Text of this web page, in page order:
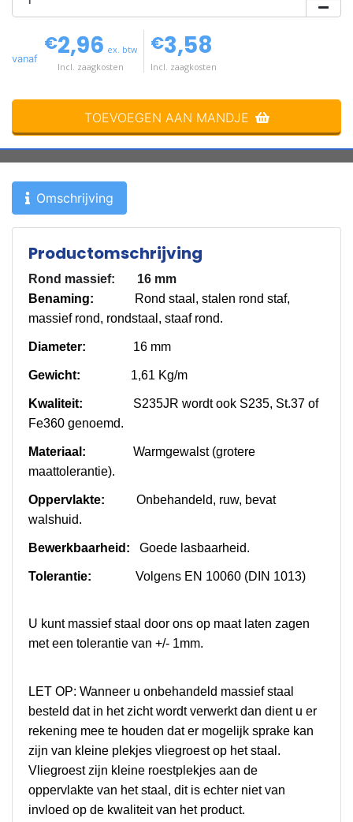
vanaf
€2,96 ex. btw
Incl. zaagkosten
€3,58
Incl. zaagkosten
TOEVOEGEN AAN MANDJE
Omschrijving
Productomschrijving
Rond massief: 16 mm
Benaming:
Rond staal, stalen rond staf,
massief rond, rondstaal, staaf rond.
Diameter: 16 mm
Gewicht: 1,61 Kg/m
Kwaliteit: S235JR wordt ook S235, St.37 of
Fe360 genoemd.
Materiaal: Warmgewalst (grotere
maattolerantie).
Oppervlakte: Onbehandeld, ruw, bevat
walshuid.
Bewerkbaarheid: Goede lasbaarheid.
Tolerantie: Volgens EN 10060 (DIN 1013)
U kunt massief staal door ons op maat laten zagen
met een tolerantie van +/- 1mm.
LET OP: Wanneer u onbehandeld massief staal
besteld dat in het zicht wordt verwerkt dan dient u er
rekening mee te houden dat er mogelijk sprake kan
zijn van kleine plekjes vliegroest op het staal.
Vliegroest zijn kleine roestplekjes aan de
oppervlakte van het staal, dit is echter niet van
invloed op de kwaliteit van het product.